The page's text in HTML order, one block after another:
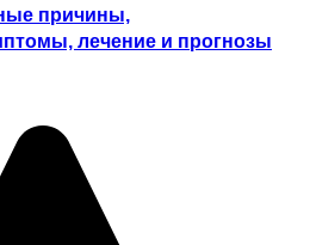
причины,
лечение и прогнозы